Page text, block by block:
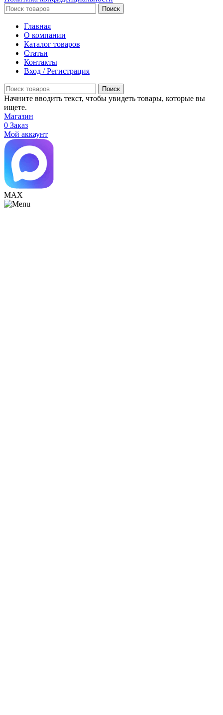
Поиск
Главная
О компании
Каталог товаров
Статьи
Контакты
Вход / Регистрация
Поиск
Начните вводить текст, чтобы увидеть товары, которые вы
ищете.
Магазин
0 Заказ
Мой аккаунт
МАХ